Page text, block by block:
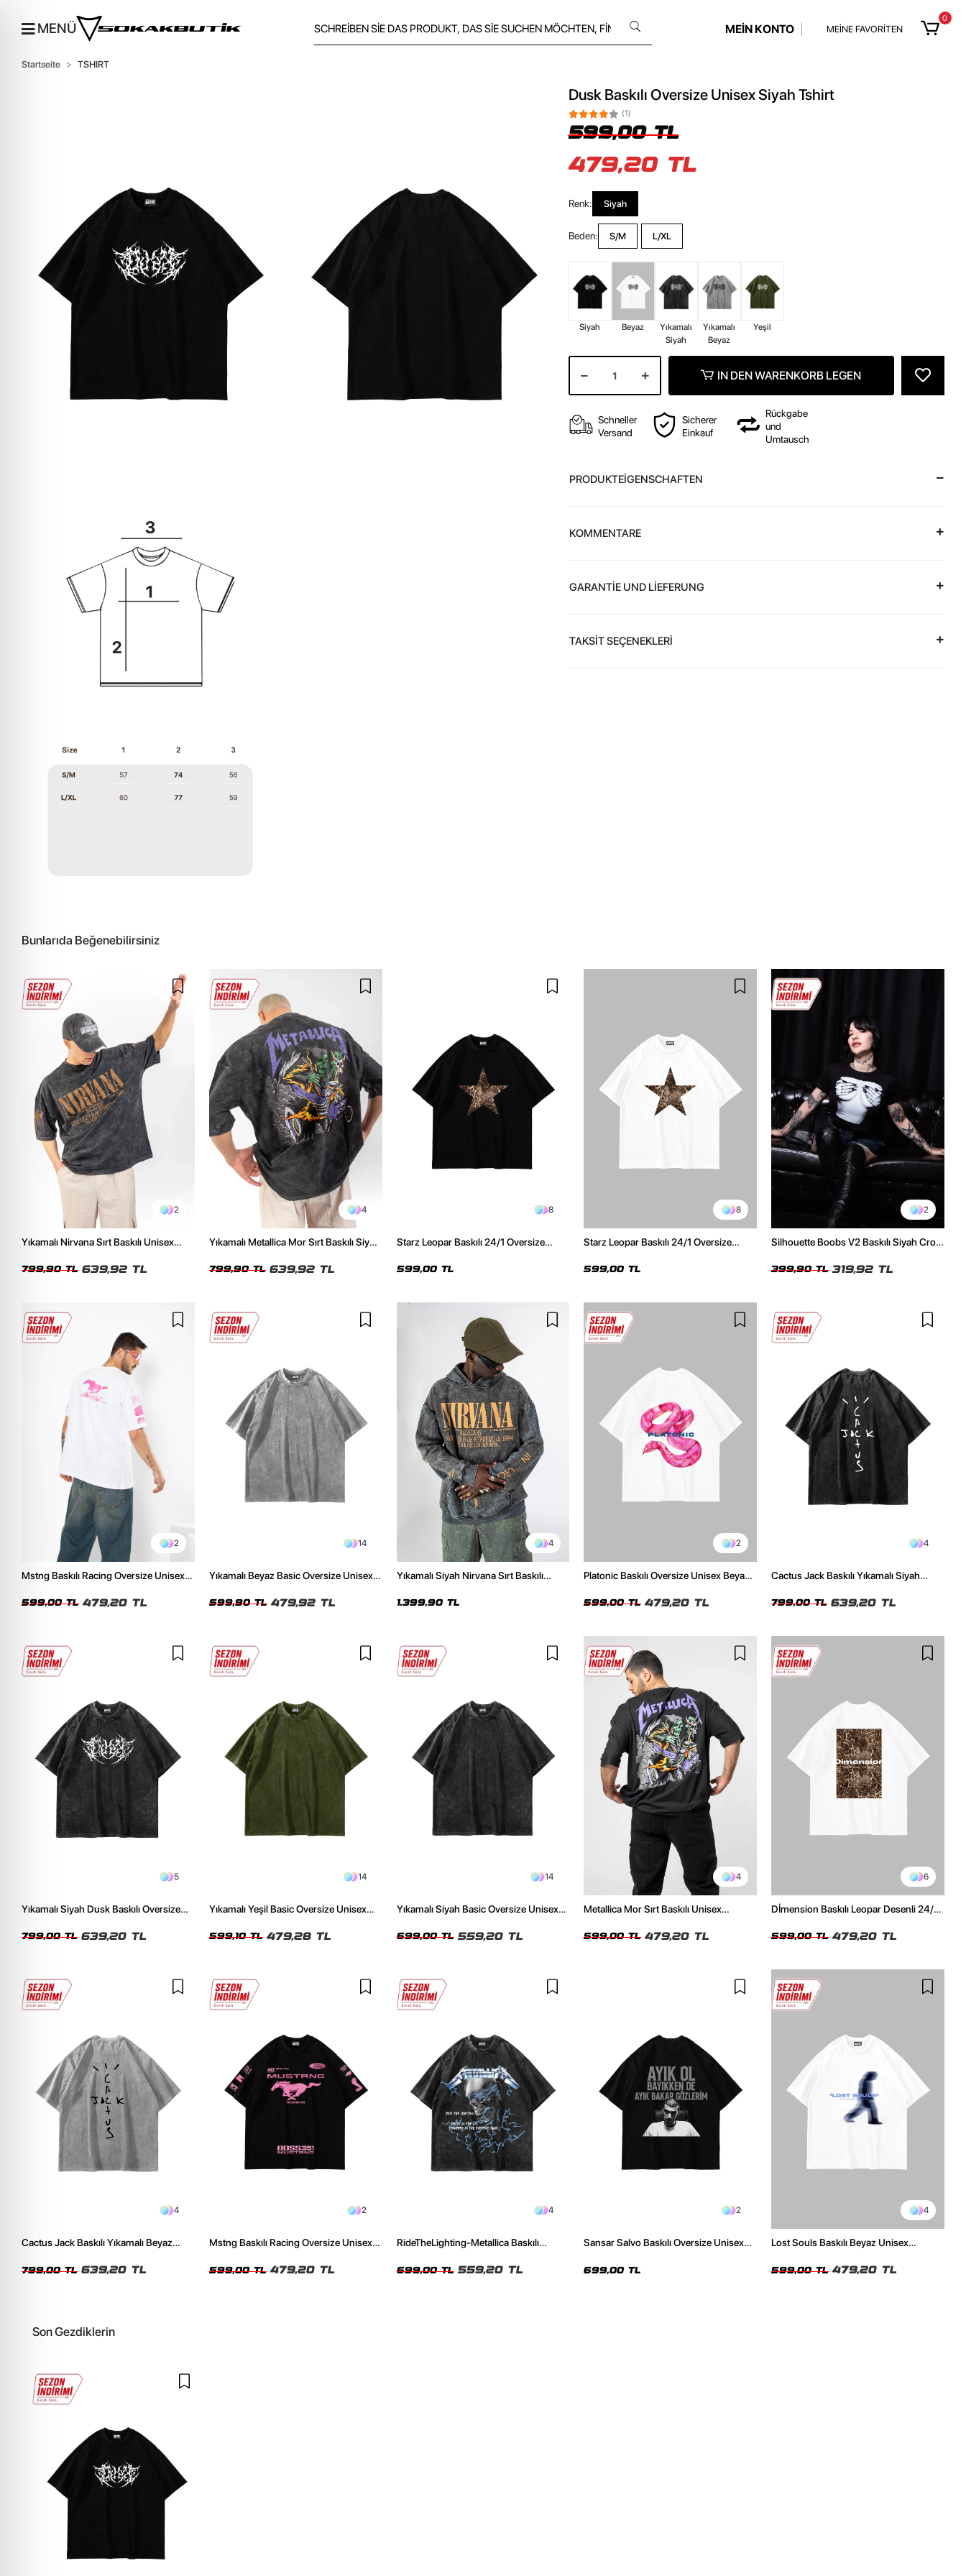
MENÜ MEİN KONTO MEİNE FAVORİTEN
0
Startseite TSHIRT
Dusk Baskılı Oversize Unisex Siyah Tshirt
(1)
599,00 TL
479,20 TL
Renk: Siyah
Beden: S/M L/XL
Siyah Beyaz
Yıkamalı
Siyah
Yıkamalı
Beyaz
Yeşil
IN DEN WARENKORB LEGEN
Schneller
Versand
Sicherer
Einkauf
Rückgabe
und
Umtausch
PRODUKTEİGENSCHAFTEN
KOMMENTARE
GARANTİE UND LİEFERUNG
TAKSİT SEÇENEKLERİ
Bunlarıda Beğenebilirsiniz
2
Yıkamalı Nirvana Sırt Baskılı Unisex
799,90 TL 639,92 TL
4
Yıkamalı Metallica Mor Sırt Baskılı Siyah
799,90 TL 639,92 TL
8
Starz Leopar Baskılı 24/1 Oversize
599,00 TL
8
Starz Leopar Baskılı 24/1 Oversize
599,00 TL
2
Silhouette Boobs V2 Baskılı Siyah Crop
399,90 TL 319,92 TL
2
Mstng Baskılı Racing Oversize Unisex
599,00 TL 479,20 TL
14
Yıkamalı Beyaz Basic Oversize Unisex
599,90 TL 479,92 TL
4
Yıkamalı Siyah Nirvana Sırt Baskılı
1.399,90 TL
2
Platonic Baskılı Oversize Unisex Beyaz
599,00 TL 479,20 TL
4
Cactus Jack Baskılı Yıkamalı Siyah
799,00 TL 639,20 TL
5
Yıkamalı Siyah Dusk Baskılı Oversize
799,00 TL 639,20 TL
14
Yıkamalı Yeşil Basic Oversize Unisex
599,10 TL 479,28 TL
14
Yıkamalı Siyah Basic Oversize Unisex
699,00 TL 559,20 TL
4
Metallica Mor Sırt Baskılı Unisex
599,00 TL 479,20 TL
6
Dİmension Baskılı Leopar Desenli 24/1
599,00 TL 479,20 TL
4
Cactus Jack Baskılı Yıkamalı Beyaz
799,00 TL 639,20 TL
2
Mstng Baskılı Racing Oversize Unisex
599,00 TL 479,20 TL
4
RideTheLighting-Metallica Baskılı
699,00 TL 559,20 TL
2
Sansar Salvo Baskılı Oversize Unisex
699,00 TL
4
Lost Souls Baskılı Beyaz Unisex
599,00 TL 479,20 TL
Son Gezdiklerin